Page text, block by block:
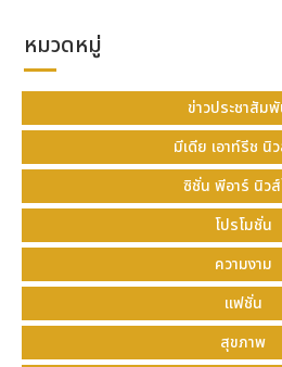
หมวดหมู่
ข่าวประชาสัม
มีเดีย เอาท์รีช นิ
ซิชั่น พีอาร์ นิวส์
โปรโมชั่น
ความงาม
แฟชั่น
สุขภาพ